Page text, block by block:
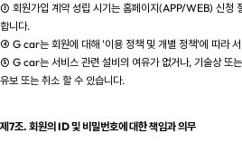
③ 회원가입 계약 성립 시기는 홈페이지(APP/WEB) 신청
합니다.
④ G car는 회원에 대해 '이용 정책 및 개별 정책'에 따라
⑤ G car는 서비스 관련 설비의 여유가 없거나, 기술상 또
유보 또는 취소 할 수 있습니다.
제7조. 회원의 ID 및 비밀번호에 대한 책임과 의무